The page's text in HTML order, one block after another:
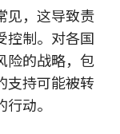
见，这导致责
控制。对各国
险的战略，包
支持可能被转
动。